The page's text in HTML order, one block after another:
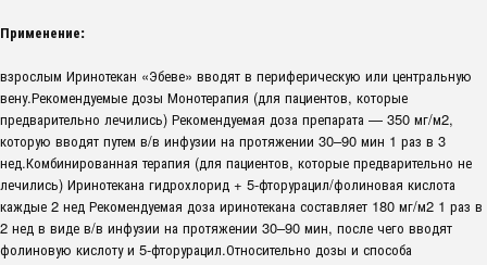
Применение:
взрослым Иринотекан «Эбеве» вводят в периферическую или центральную
вену.Рекомендуемые дозы Монотерапия (для пациентов, которые
предварительно лечились) Рекомендуемая доза препарата — 350 мг/м2,
которую вводят путем в/в инфузии на протяжении 30–90 мин 1 раз в 3
нед.Комбинированная терапия (для пациентов, которые предварительно не
лечились) Иринотекана гидрохлорид + 5-фторурацил/фолиновая кислота
каждые 2 нед Рекомендуемая доза иринотекана составляет 180 мг/м2 1 раз в
2 нед в виде в/в инфузии на протяжении 30–90 мин, после чего вводят
фолиновую кислоту и 5-фторурацил.Относительно дозы и способа